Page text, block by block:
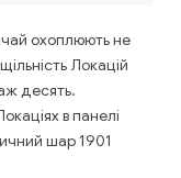
охоплюють не
Локацій
десять.
в панелі
шар 1901